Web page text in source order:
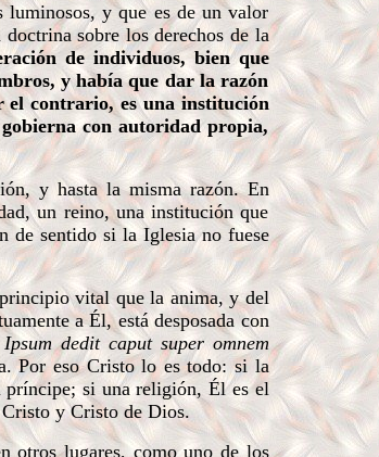
y que es de un valor
sobre los derechos de la
de individuos, bien que
y había que dar la razón
el contrario, es una institución
con autoridad propia,
y hasta la misma razón. En
un reino, una institución que
de sentido si la Iglesia no fuese
vital que la anima, y del
a Él, está desposada con
Ipsum dedit caput super omnem
Por eso Cristo lo es todo: si la
príncipe; si una religión, Él es el
y Cristo de Dios.
otros lugares, como uno de los